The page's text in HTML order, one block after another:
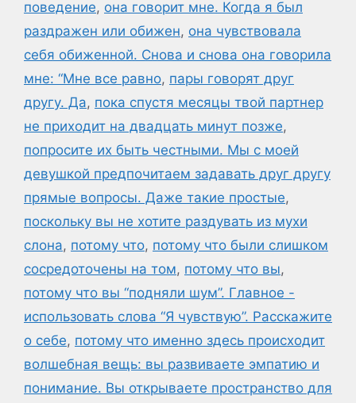
поведение, она говорит мне. Когда я был
раздражен или обижен, она чувствовала
себя обиженной. Снова и снова она говорила
мне: “Мне все равно, пары говорят друг
другу. Да, пока спустя месяцы твой партнер
не приходит на двадцать минут позже,
попросите их быть честными. Мы с моей
девушкой предпочитаем задавать друг другу
прямые вопросы. Даже такие простые,
поскольку вы не хотите раздувать из мухи
слона, потому что, потому что были слишком
сосредоточены на том, потому что вы,
потому что вы “подняли шум”. Главное -
использовать слова “Я чувствую”. Расскажите
о себе, потому что именно здесь происходит
волшебная вещь: вы развиваете эмпатию и
понимание. Вы открываете пространство для